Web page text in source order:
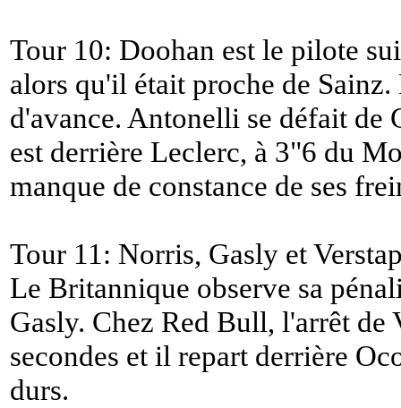
Tour 10: Doohan est le pilote
alors qu'il était proche de
d'avance. Antonelli se défait de
est derrière Leclerc, à 3"6 du
manque de constance de ses
Tour 11: Norris, Gasly et
Le Britannique observe sa
Gasly. Chez Red Bull, l'arrêt de
secondes et il repart derrière
durs.